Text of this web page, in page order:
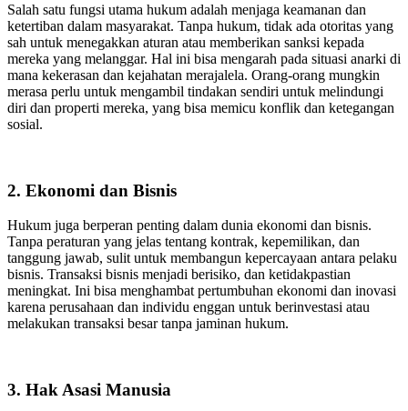
Salah satu fungsi utama hukum adalah menjaga keamanan dan
ketertiban dalam masyarakat. Tanpa hukum, tidak ada otoritas yang
sah untuk menegakkan aturan atau memberikan sanksi kepada
mereka yang melanggar. Hal ini bisa mengarah pada situasi anarki di
mana kekerasan dan kejahatan merajalela. Orang-orang mungkin
merasa perlu untuk mengambil tindakan sendiri untuk melindungi
diri dan properti mereka, yang bisa memicu konflik dan ketegangan
sosial.
2. Ekonomi dan Bisnis
Hukum juga berperan penting dalam dunia ekonomi dan bisnis.
Tanpa peraturan yang jelas tentang kontrak, kepemilikan, dan
tanggung jawab, sulit untuk membangun kepercayaan antara pelaku
bisnis. Transaksi bisnis menjadi berisiko, dan ketidakpastian
meningkat. Ini bisa menghambat pertumbuhan ekonomi dan inovasi
karena perusahaan dan individu enggan untuk berinvestasi atau
melakukan transaksi besar tanpa jaminan hukum.
3. Hak Asasi Manusia